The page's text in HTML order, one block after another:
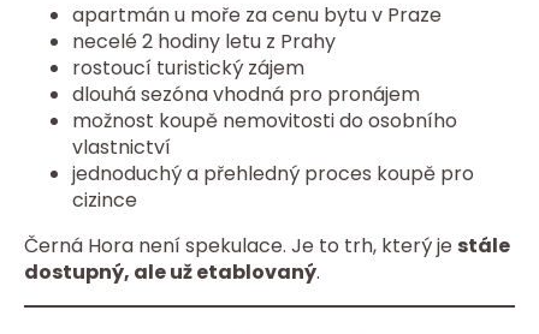
apartmán u moře za cenu bytu v Praze
necelé 2 hodiny letu z Prahy
rostoucí turistický zájem
dlouhá sezóna vhodná pro pronájem
možnost koupě nemovitosti do osobního
vlastnictví
jednoduchý a přehledný proces koupě pro
cizince
Černá Hora není spekulace. Je to trh, který je stále
dostupný, ale už etablovaný.